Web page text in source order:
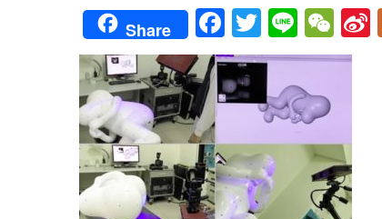
Share Facebook
Twitter
Line